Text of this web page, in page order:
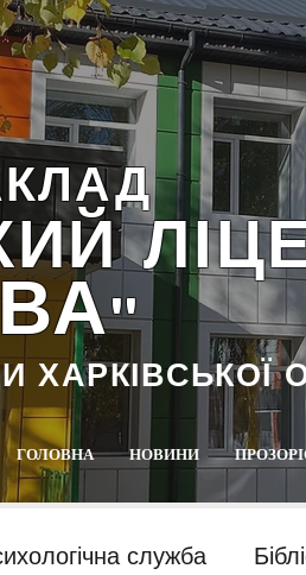
""
ХАРКІВСЬКОЇ
ГОЛОВНА НОВИНИ
служба